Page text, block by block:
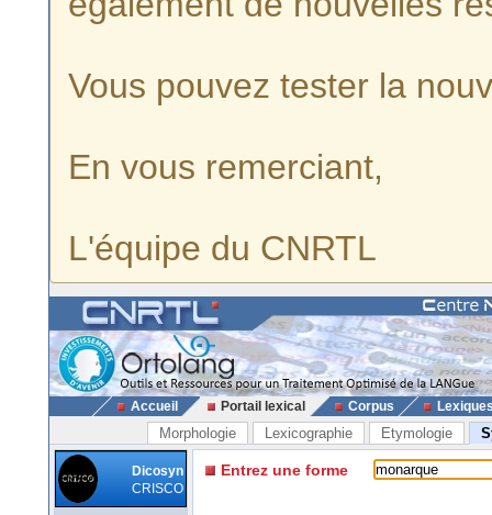
Vous pouvez tester la
En vous remerciant,
L'équipe du CNRTL
Accueil Portail lexical Corpus
Morphologie Lexicographie Etymologie
Dicosyn
CRISCO
Entrez une forme